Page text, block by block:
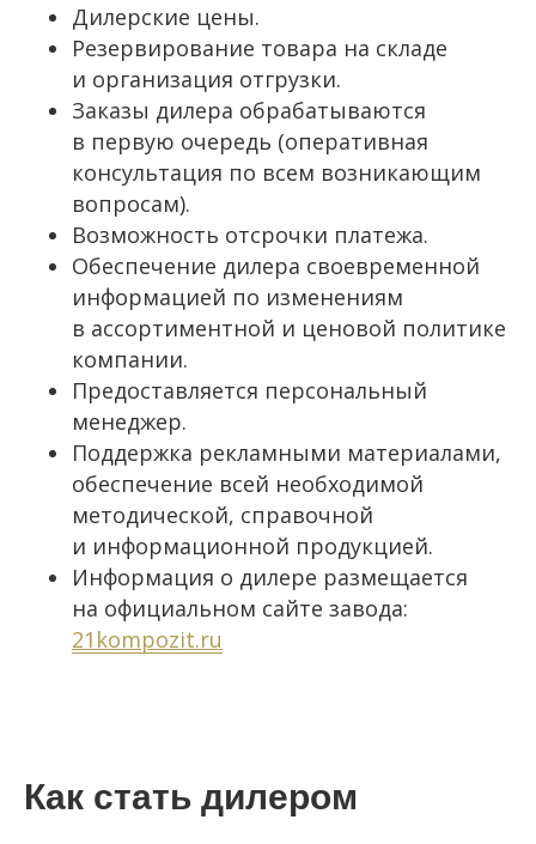
Дилерские цены.
Резервирование товара на складе
и организация отгрузки.
Заказы дилера обрабатываются
в первую очередь (оперативная
консультация по всем возникающим
вопросам).
Возможность отсрочки платежа.
Обеспечение дилера своевременной
информацией по изменениям
в ассортиментной и ценовой политике
компании.
Предоставляется персональный
менеджер.
Поддержка рекламными материалами,
обеспечение всей необходимой
методической, справочной
и информационной продукцией.
Информация о дилере размещается
на официальном сайте завода:
21kompozit.ru
Как стать дилером